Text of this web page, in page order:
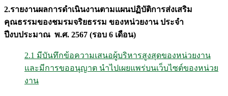
2.รายงานผลการดำเนินงานตามแผนปฏิบัติการส่งเสริม
คุณธรรมของชมรมจริยธรรม ของหน่วยงาน ประจำ
ปีงบประมาณ พ.ศ. 2567 (รอบ 6 เดือน)
2.1 มีบันทึกข้อความเสนอผู้บริหารสูงสุดของหน่วยงาน
และมีการขออนุญาต นำไปเผยแพร่บนเว็บไซต์ของหน่วย
งาน